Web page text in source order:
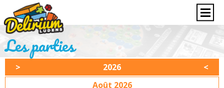
Les parties
2026
Août 2026